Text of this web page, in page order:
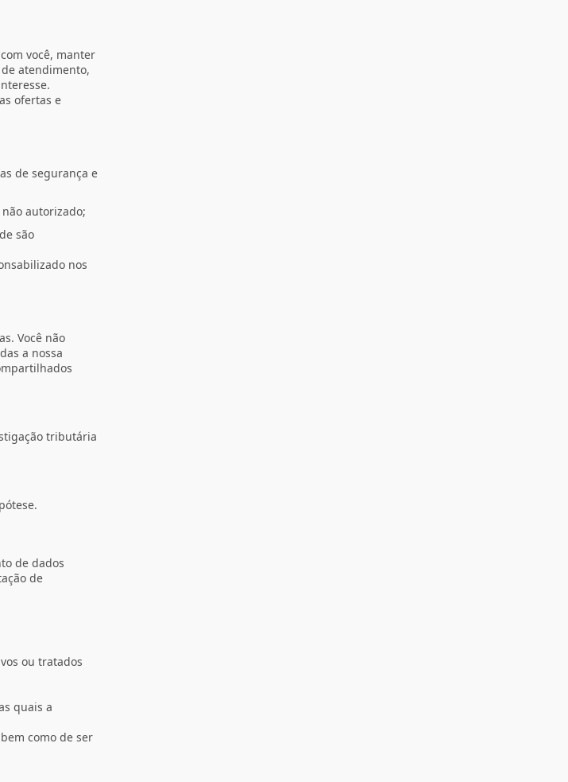
você, manter
atendimento,
ofertas e
de segurança e
autorizado;
são
nos
Você não
a nossa
tributária
de dados
de
ou tratados
quais a
como de ser